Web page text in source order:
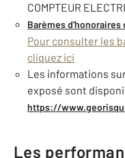
COMPTEUR
Barèmes d'honoraires
Pour consulter les
cliquez ici
Les informations
exposé sont
https://
Les